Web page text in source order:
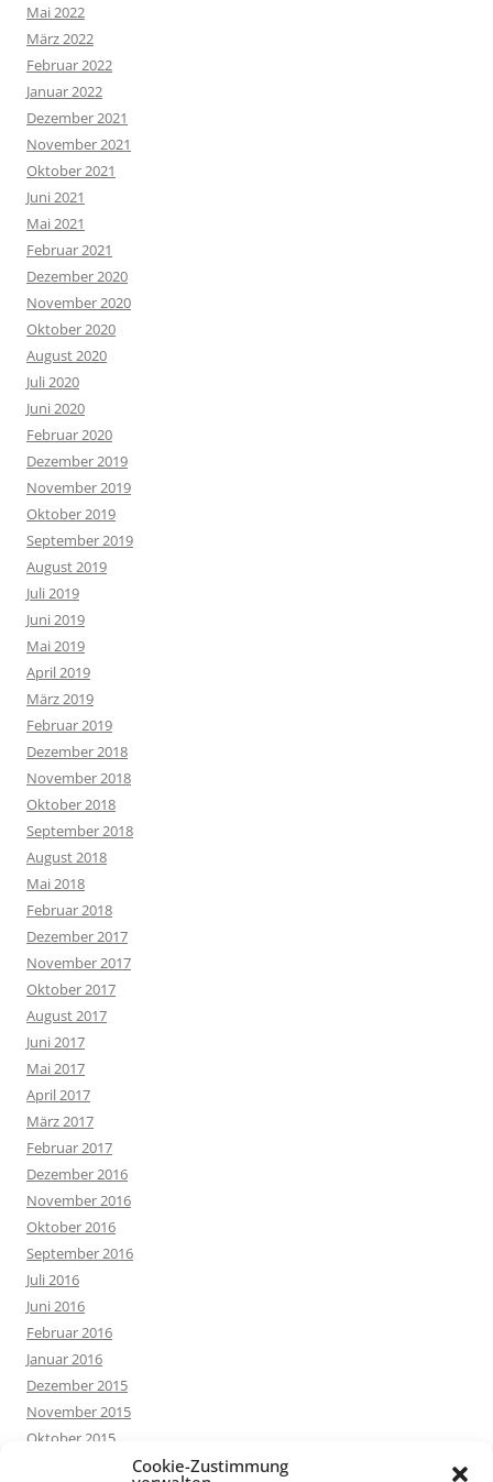
Cookie-Zustimmung
Mai 2022
März 2022
Februar 2022
Januar 2022
Dezember 2021
November 2021
Oktober 2021
Juni 2021
Mai 2021
Februar 2021
Dezember 2020
November 2020
Oktober 2020
August 2020
Juli 2020
Juni 2020
Februar 2020
Dezember 2019
November 2019
Oktober 2019
September 2019
August 2019
Juli 2019
Juni 2019
Mai 2019
April 2019
März 2019
Februar 2019
Dezember 2018
November 2018
Oktober 2018
September 2018
August 2018
Mai 2018
Februar 2018
Dezember 2017
November 2017
Oktober 2017
August 2017
Juni 2017
Mai 2017
April 2017
März 2017
Februar 2017
Dezember 2016
November 2016
Oktober 2016
September 2016
Juli 2016
Juni 2016
Februar 2016
Januar 2016
Dezember 2015
November 2015
Oktober 2015